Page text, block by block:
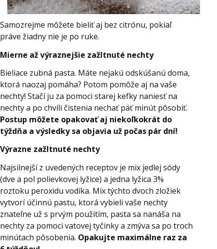
Samozrejme môžete bieliť aj bez citrónu, pokiaľ
práve žiadny nie je po ruke.
Mierne až výraznejšie zažltnuté nechty
Bieliace zubná pasta. Máte nejakú odskúšanú doma,
ktorá naozaj pomáha? Potom pomôže aj na vaše
nechty! Stačí ju za pomoci starej kefky naniesť na
nechty a po chvíli čistenia nechať päť minút pôsobiť.
Postup môžete opakovať aj niekoľkokrát do
týždňa a výsledky sa objavia už počas pár dní!
Výrazne zažltnuté nechty
Najsilnejší z uvedených receptov je mix jedlej sódy
(dve a pol polievkovej lyžice) a jedna lyžica 3%
roztoku peroxidu vodíka. Mix týchto dvoch zložiek
vytvorí účinnú pastu, ktorá vybieli vaše nechty
znateľne už s prvým použitím, pasta sa nanáša na
nechty za pomoci vatovej tyčinky a zmýva sa po troch
minútach pôsobenia. Opakujte maximálne raz za